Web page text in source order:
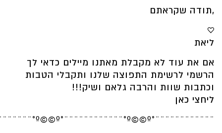
,תודה שקראתם
♡
ליאת
אם את עוד לא מקבלת מאתנו מיילים כדאי לך
הרשמי לרשימת התפוצה שלנו ותקבלי הטבות
וכתבות שוות והרבה גלאם ושיק!!!
ליחצי כאן